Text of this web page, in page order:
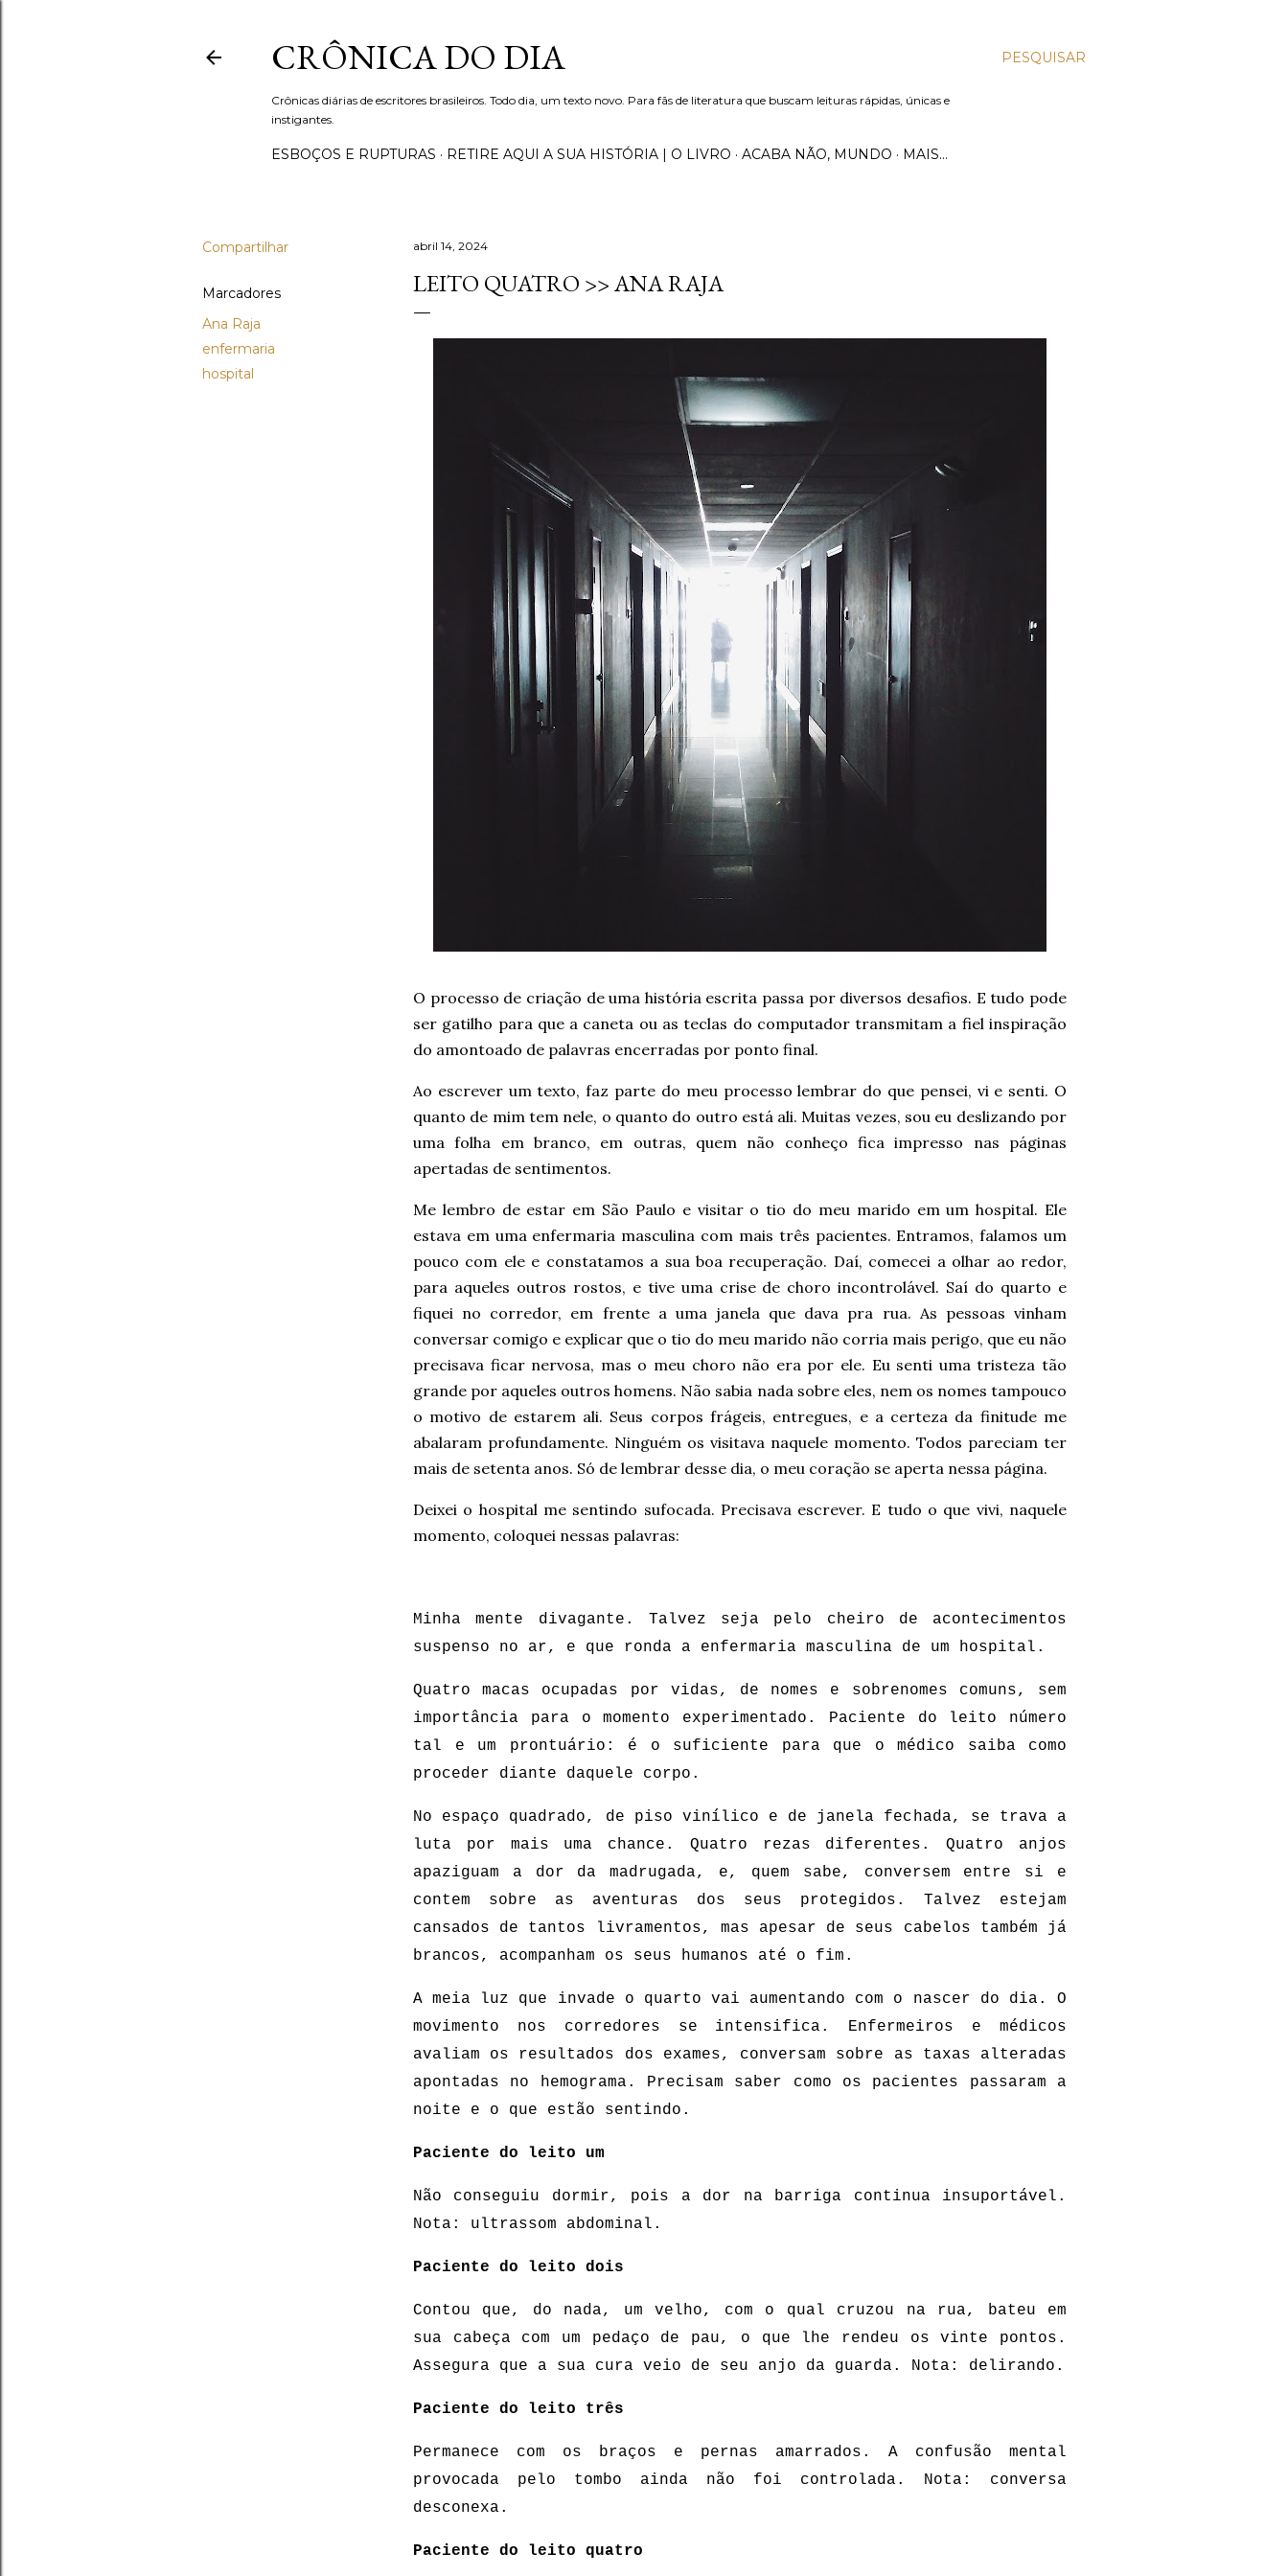
PESQUISAR
CRÔNICA DO DIA
Crônicas diárias de escritores brasileiros. Todo dia, um texto novo. Para fãs de literatura que buscam leituras rápidas, únicas e
instigantes.
ESBOÇOS E RUPTURAS RETIRE AQUI A SUA HISTÓRIA | O LIVRO ACABA NÃO, MUNDO MAIS…
Compartilhar
Marcadores
Ana Raja
enfermaria
hospital
abril 14, 2024
LEITO QUATRO >> ANA RAJA
O processo de criação de uma história escrita passa por diversos desafios. E tudo pode
ser gatilho para que a caneta ou as teclas do computador transmitam a fiel inspiração
do amontoado de palavras encerradas por ponto final.
Ao escrever um texto, faz parte do meu processo lembrar do que pensei, vi e senti. O
quanto de mim tem nele, o quanto do outro está ali. Muitas vezes, sou eu deslizando por
uma folha em branco, em outras, quem não conheço fica impresso nas páginas
apertadas de sentimentos.
Me lembro de estar em São Paulo e visitar o tio do meu marido em um hospital. Ele
estava em uma enfermaria masculina com mais três pacientes. Entramos, falamos um
pouco com ele e constatamos a sua boa recuperação. Daí, comecei a olhar ao redor,
para aqueles outros rostos, e tive uma crise de choro incontrolável. Saí do quarto e
fiquei no corredor, em frente a uma janela que dava pra rua. As pessoas vinham
conversar comigo e explicar que o tio do meu marido não corria mais perigo, que eu não
precisava ficar nervosa, mas o meu choro não era por ele. Eu senti uma tristeza tão
grande por aqueles outros homens. Não sabia nada sobre eles, nem os nomes tampouco
o motivo de estarem ali. Seus corpos frágeis, entregues, e a certeza da finitude me
abalaram profundamente. Ninguém os visitava naquele momento. Todos pareciam ter
mais de setenta anos. Só de lembrar desse dia, o meu coração se aperta nessa página.
Deixei o hospital me sentindo sufocada. Precisava escrever. E tudo o que vivi, naquele
momento, coloquei nessas palavras:
Minha mente divagante. Talvez seja pelo cheiro de acontecimentos
suspenso no ar, e que ronda a enfermaria masculina de um hospital.
Quatro macas ocupadas por vidas, de nomes e sobrenomes comuns, sem
importância para o momento experimentado. Paciente do leito número
tal e um prontuário: é o suficiente para que o médico saiba como
proceder diante daquele corpo.
No espaço quadrado, de piso vinílico e de janela fechada, se trava a
luta por mais uma chance. Quatro rezas diferentes. Quatro anjos
apaziguam a dor da madrugada, e, quem sabe, conversem entre si e
contem sobre as aventuras dos seus protegidos. Talvez estejam
cansados de tantos livramentos, mas apesar de seus cabelos também já
brancos, acompanham os seus humanos até o fim.
A meia luz que invade o quarto vai aumentando com o nascer do dia. O
movimento nos corredores se intensifica. Enfermeiros e médicos
avaliam os resultados dos exames, conversam sobre as taxas alteradas
apontadas no hemograma. Precisam saber como os pacientes passaram a
noite e o que estão sentindo.
Paciente do leito um
Não conseguiu dormir, pois a dor na barriga continua insuportável.
Nota: ultrassom abdominal.
Paciente do leito dois
Contou que, do nada, um velho, com o qual cruzou na rua, bateu em
sua cabeça com um pedaço de pau, o que lhe rendeu os vinte pontos.
Assegura que a sua cura veio de seu anjo da guarda. Nota: delirando.
Paciente do leito três
Permanece com os braços e pernas amarrados. A confusão mental
provocada pelo tombo ainda não foi controlada. Nota: conversa
desconexa.
Paciente do leito quatro